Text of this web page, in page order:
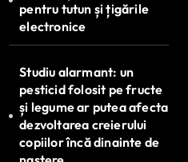
pentru tutun și țigările
electronice
Studiu alarmant: un
pesticid folosit pe fructe
și legume ar putea afecta
dezvoltarea creierului
copiilor încă dinainte de